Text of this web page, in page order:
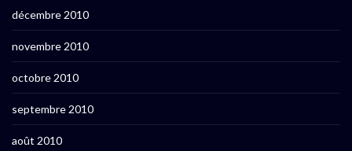
décembre 2010
novembre 2010
octobre 2010
septembre 2010
août 2010